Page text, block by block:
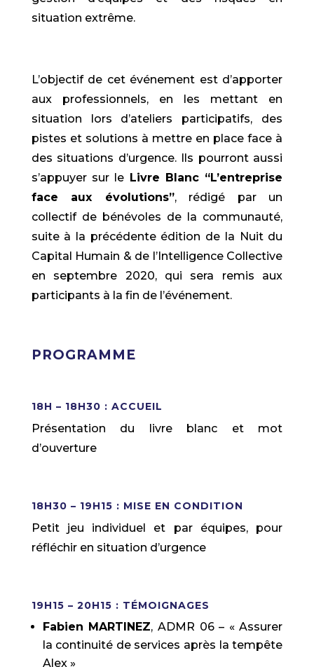
situation extrême.
L’objectif de cet événement est d’apporter
aux professionnels, en les mettant en
situation lors d’ateliers participatifs, des
pistes et solutions à mettre en place face à
des situations d’urgence. Ils pourront aussi
s’appuyer sur le Livre Blanc “L’entreprise
face aux évolutions”, rédigé par un
collectif de bénévoles de la communauté,
suite à la précédente édition de la Nuit du
Capital Humain & de l’Intelligence Collective
en septembre 2020, qui sera remis aux
participants à la fin de l’événement.
PROGRAMME
18H – 18H30 : ACCUEIL
Présentation du livre blanc et mot
d’ouverture
18H30 – 19H15 : MISE EN CONDITION
Petit jeu individuel et par équipes, pour
réfléchir en situation d’urgence
19H15 – 20H15 : TÉMOIGNAGES
Fabien MARTINEZ, ADMR 06 – « Assurer
la continuité de services après la tempête
Alex »